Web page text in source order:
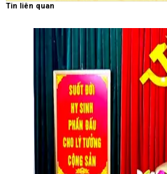
Tin liên quan